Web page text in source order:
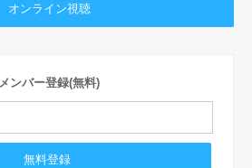
オンライン視聴
メンバー登録(無料)